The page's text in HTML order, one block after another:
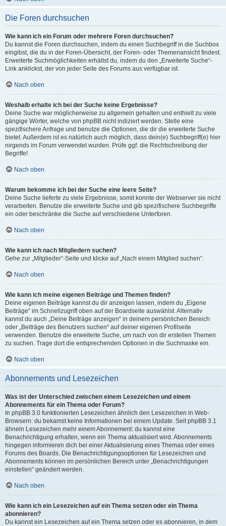
Die Foren durchsuchen
Wie kann ich ein Forum oder mehrere Foren durchsuchen?
Du kannst die Foren durchsuchen, indem du einen Suchbegriff in die Suchbox
eingibst, die du in der Foren-Übersicht, der Foren- oder Themenansicht findest.
Erweiterte Suchmöglichkeiten erhältst du, indem du den „Erweiterte Suche“-
Link anklickst, der von jeder Seite des Forums aus verfügbar ist.
Nach oben
Weshalb erhalte ich bei der Suche keine Ergebnisse?
Deine Suche war möglicherweise zu allgemein gehalten und enthielt zu viele
gängige Wörter, welche von phpBB nicht indiziert werden. Stelle eine
spezifischere Anfrage und benutze die Optionen, die dir die erweiterte Suche
bietet. Außerdem ist es natürlich auch möglich, dass dein(e) Suchbegriff(e) hier
nirgends im Forum verwendet wurden. Prüfe ggf. die Rechtschreibung der
Begriffe!
Nach oben
Warum bekomme ich bei der Suche eine leere Seite?
Deine Suche lieferte zu viele Ergebnisse, somit konnte der Webserver sie nicht
verarbeiten. Benutze die erweiterte Suche und gib spezifischere Suchbegriffe
ein oder beschränke die Suche auf verschiedene Unterforen.
Nach oben
Wie kann ich nach Mitgliedern suchen?
Gehe zur „Mitglieder“-Seite und klicke auf „Nach einem Mitglied suchen“.
Nach oben
Wie kann ich meine eigenen Beiträge und Themen finden?
Deine eigenen Beiträge kannst du dir anzeigen lassen, indem du „Eigene
Beiträge“ im Schnellzugriff oben auf der Boardseite auswählst. Alternativ
kannst du auch „Deine Beiträge anzeigen“ in deinem persönlichen Bereich
oder „Beiträge des Benutzers suchen“ auf deiner eigenen Profilseite
verwenden. Benutze die erweiterte Suche, um nach von dir erstellen Themen
zu suchen. Trage dort die entsprechenden Optionen in die Suchmaske ein.
Nach oben
Abonnements und Lesezeichen
Was ist der Unterschied zwischen einem Lesezeichen und einem
Abonnements für ein Thema oder Forum?
In phpBB 3.0 funktionierten Lesezeichen ähnlich den Lesezeichen in Web-
Browsern: du bekamst keine Informationen bei einem Update. Seit phpBB 3.1
ähneln Lesezeichen mehr einem Abonnement: du kannst eine
Benachrichtigung erhalten, wenn ein Thema aktualisiert wird. Abonnements
hingegen informieren dich bei einer Aktualisierung eines Themas oder eines
Forums des Boards. Die Benachrichtigungsoptionen für Lesezeichen und
Abonnements können im persönlichen Bereich unter „Benachrichtigungen
einstellen“ geändert werden.
Nach oben
Wie kann ich ein Lesezeichen auf ein Thema setzen oder ein Thema
abonnieren?
Du kannst ein Lesezeichen auf ein Thema setzen oder es abonnieren, in dem